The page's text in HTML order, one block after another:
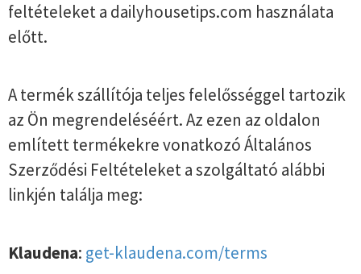
feltételeket a dailyhousetips.com használata
előtt.
A termék szállítója teljes felelősséggel tartozik
az Ön megrendeléséért. Az ezen az oldalon
említett termékekre vonatkozó Általános
Szerződési Feltételeket a szolgáltató alábbi
linkjén találja meg:
Klaudena: get-klaudena.com/terms